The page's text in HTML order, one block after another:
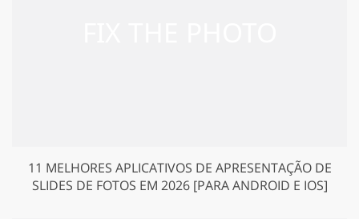
11 MELHORES APLICATIVOS DE APRESENTAÇÃO DE
SLIDES DE FOTOS EM 2026 [PARA ANDROID E IOS]